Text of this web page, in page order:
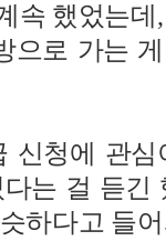
속 했었는
으로 가는
청에 관심
는 걸 듣긴
하다고 들